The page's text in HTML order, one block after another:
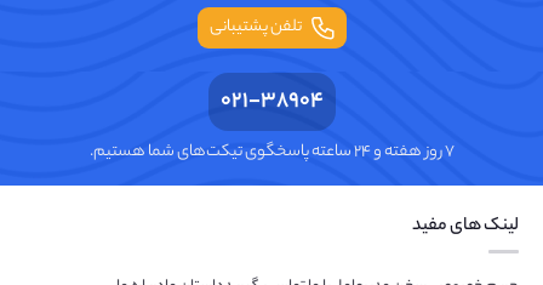
تلفن پشتیبانی
021-38904
۷ روز هفته و ۲۴ ساعته پاسخگوی تیکت‌های شما هستیم.
لینک های مفید